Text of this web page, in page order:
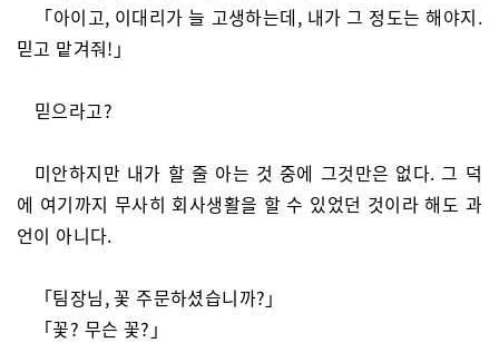
「아이고, 이대리가 늘 고생하는데, 내가 그 정도는 해야지.
믿고 맡겨줘!」
믿으라고?
미안하지만 내가 할 줄 아는 것 중에 그것만은 없다. 그 덕
에 여기까지 무사히 회사생활을 할 수 있었던 것이라 해도 과
언이 아니다.
「팀장님, 꽃 주문하셨습니까?」
「꽃? 무슨 꽃?」